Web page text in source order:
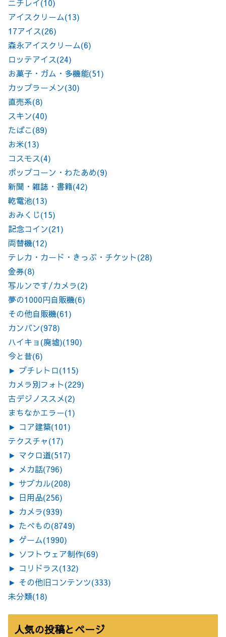
ニチレイ(10)
アイスクリーム(13)
17アイス(26)
森永アイスクリーム(6)
ロッテアイス(24)
お菓子・ガム・多機能(51)
カップラーメン(30)
直売系(8)
スキン(40)
たばこ(89)
お米(13)
コスモス(4)
ポップコーン・わたあめ(9)
新聞・雑誌・書籍(42)
乾電池(13)
おみくじ(15)
記念コイン(21)
両替機(12)
テレカ・カード・きっぷ・チケット(28)
金券(8)
写ルンです/カメラ(2)
夢の1000円自販機(6)
その他自販機(61)
カンバン(978)
ハイキョ(廃墟)(190)
今と昔(6)
► プチレトロ(115)
カメラ別フォト(229)
古デジノススメ(2)
まちなかエラー(1)
► コア建築(101)
テクスチャ(17)
► マクロ道(517)
► メカ話(796)
► サブカル(208)
► 日用品(256)
► カメラ(939)
► たべもの(8749)
► ゲーム(1990)
► ソフトウェア制作(69)
► コリドラス(132)
► その他旧コンテンツ(333)
未分類(18)
人気の投稿とページ